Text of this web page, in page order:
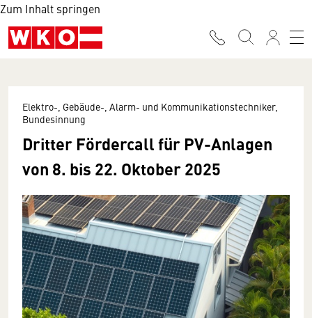
Zum Inhalt springen
Elektro-, Gebäude-, Alarm- und Kommunikationstechniker,
Bundesinnung
Dritter Fördercall für PV-Anlagen
von 8. bis 22. Oktober 2025